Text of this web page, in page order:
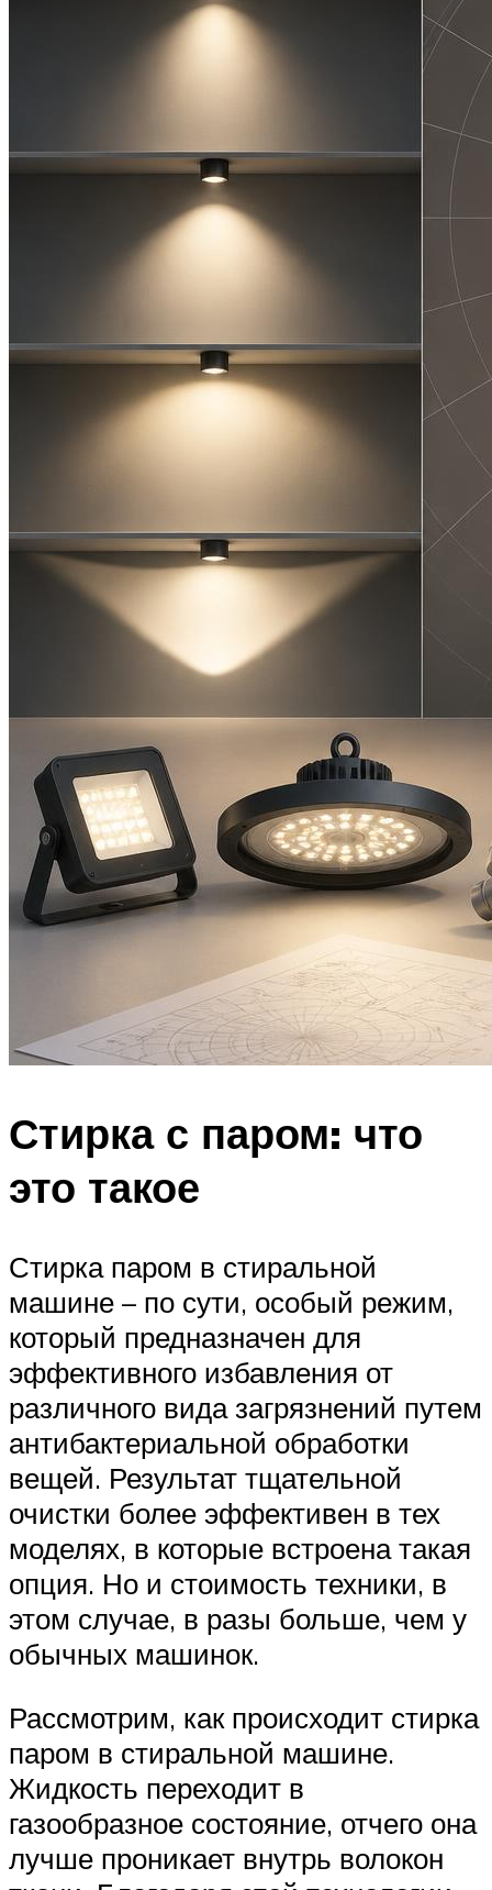
Стирка с паром: что
это такое
Стирка паром в стиральной
машине – по сути, особый режим,
который предназначен для
эффективного избавления от
различного вида загрязнений путем
антибактериальной обработки
вещей. Результат тщательной
очистки более эффективен в тех
моделях, в которые встроена такая
опция. Но и стоимость техники, в
этом случае, в разы больше, чем у
обычных машинок.
Рассмотрим, как происходит стирка
паром в стиральной машине.
Жидкость переходит в
газообразное состояние, отчего она
лучше проникает внутрь волокон